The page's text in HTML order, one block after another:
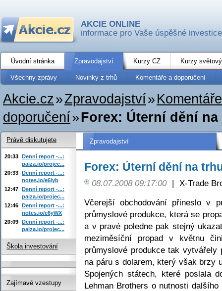
AKCIE ONLINE
informace pro Vaše úspěšné investice
Úvodní stránka Zpravodajství Kurzy CZ Kurzy
Všechny zprávy Novinky z trhů Komentáře a doporučení
Akcie.cz»Zpravodajství»
doporučení»Forex: Úterní dění
Zpravodajství
Forex: Úterní dění na
08.07.2008 09:17:00 | X-Trade
Včerejší obchodování přineslo v
průmyslové produkce, která se
a v pravé poledne pak stejný
meziměsíční propad v květnu
průmyslové produkce tak
na páru s dolarem, který však brzy
Spojených státech, které poslala
Lehman Brothers o nutnosti
Právě diskutujete
20:33 Denní report -...:
paiza.io/projec...
20:33 Denní report -...:
notes.io/e6iyb
12:47 Denní report -...:
paiza.io/projec...
12:46 Denní report -...:
notes.io/e6yWX
20:09 Denní report -...:
paiza.io/projec...
Škola investování
Zajímavé vzestupy